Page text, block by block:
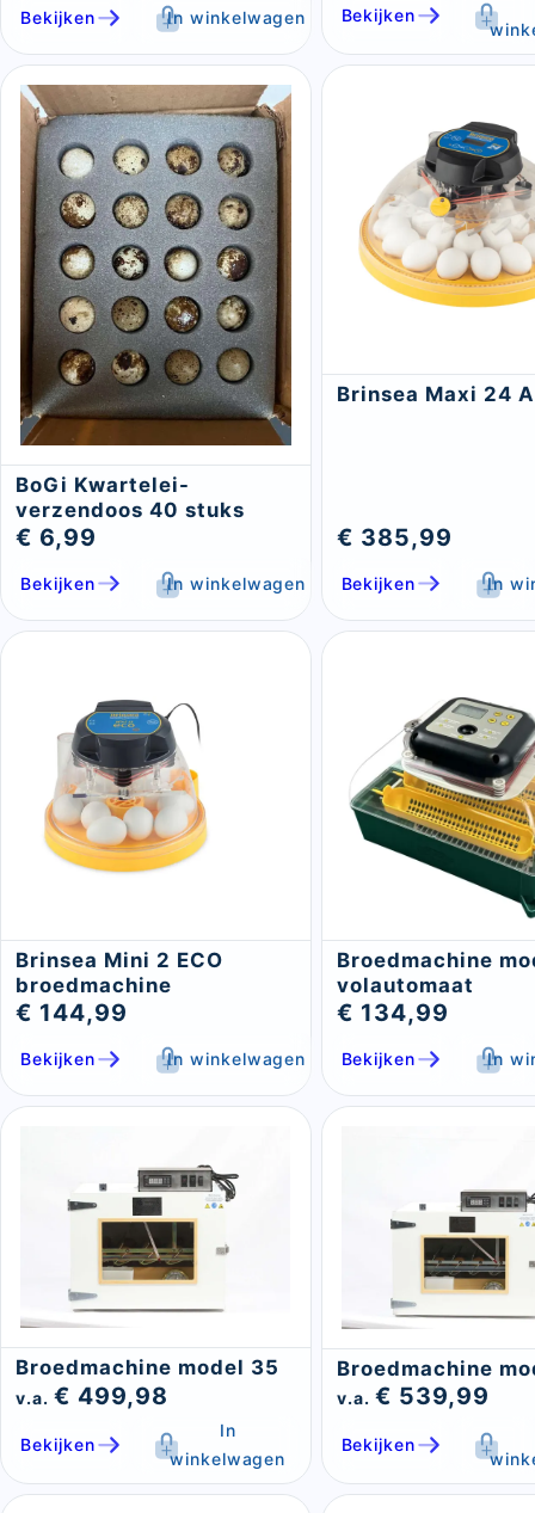
Bekijken In winkelwagen Bekijken
BoGi Kwartelei-
verzendoos 40 stuks
€ 6,99
Bekijken In winkelwagen
Brinsea Maxi 24
€ 385,99
Bekijken In
Brinsea Mini 2 ECO
broedmachine
€ 144,99
Bekijken In winkelwagen
Broedmachine
volautomaat
€ 134,99
Bekijken In
Broedmachine model 35
v.a. € 499,98
Bekijken
In
winkelwagen
Broedmachine
v.a. € 539,99
Bekijken